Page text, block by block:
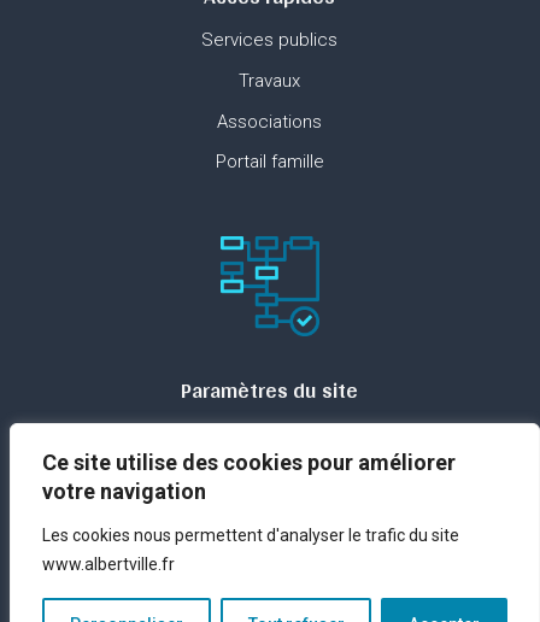
Ce site utilise des cookies pour améliorer
votre navigation
Les cookies nous permettent d'analyser le trafic du site
www.albertville.fr
Services publics
Travaux
Associations
Portail famille
Paramètres du site
Contact